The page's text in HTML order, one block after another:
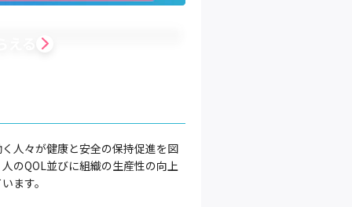
人々が健康と安全の保持促進を図
のQOL並びに組織の生産性の向上
ます。